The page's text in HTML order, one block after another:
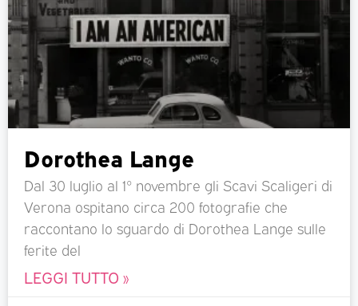
Dorothea Lange
Dal 30 luglio al 1° novembre gli Scavi Scaligeri di
Verona ospitano circa 200 fotografie che
raccontano lo sguardo di Dorothea Lange sulle
ferite del
LEGGI TUTTO »